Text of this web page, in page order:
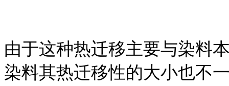
由于这种热迁移主要与染料
染料其热迁移性的大小也不